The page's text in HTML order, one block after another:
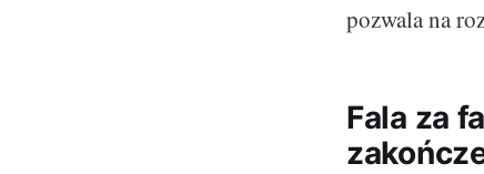
pozwala na
Fala za